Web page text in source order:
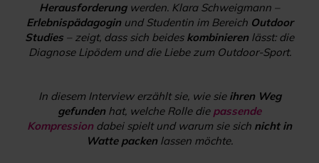
Herausforderungwerden. Klara Schweigmann –
Erlebnispädagoginund Studentin im Bereich Outdoor
Studies – zeigt, dass sich beides kombinieren lässt: die
Diagnose Lipödem und die Liebe zum Outdoor-Sport.
In diesem Interview erzählt sie, wie sie ihren Weg
gefunden hat, welche Rolle die passende
Kompression dabei spielt und warum sie sich nicht in
Watte packen lassen möchte.